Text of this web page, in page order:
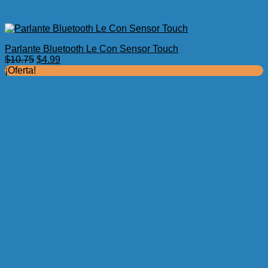
Parlante Bluetooth Le Con Sensor Touch
$10.75 El
$4.99
¡Oferta!